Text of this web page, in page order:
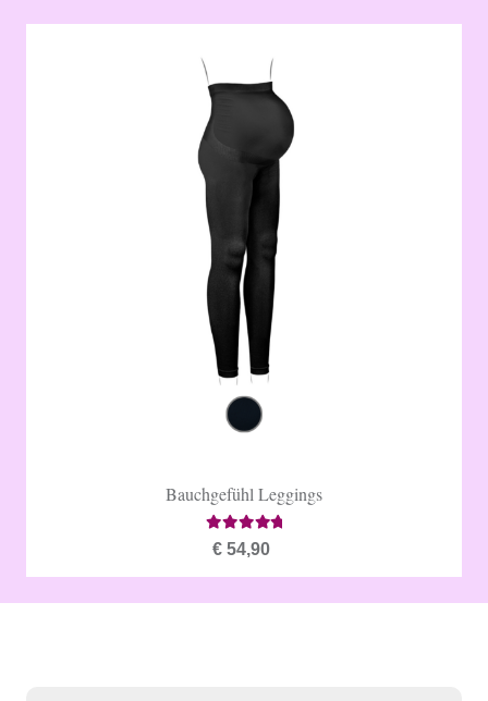
Bauchgefühl Leggings
Bewertet mit
€ 54,90